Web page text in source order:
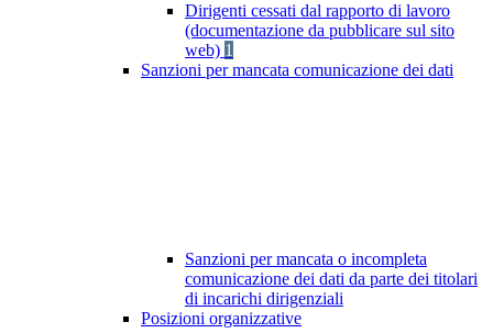
Dirigenti cessati dal rapporto di lavoro
(documentazione da pubblicare sul sito
web) 1
Sanzioni per mancata comunicazione dei dati
Sanzioni per mancata o incompleta
comunicazione dei dati da parte dei titolari
di incarichi dirigenziali
Posizioni organizzative